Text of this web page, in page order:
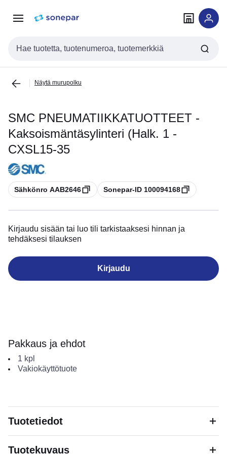
navigointiinsisältöön
Haku
Näytä murupolku
SMC PNEUMATIIKKATUOTTEET -
Kaksoismäntäsylinteri (Halk. 1 -
CXSL15-35
Kopioi
Sähkönro AAB2646 Kopioi
Sonepar-ID 100094168
Kirjaudu sisään tai luo tili tarkistaaksesi hinnan ja
tehdäksesi tilauksen
Kirjaudu
Pakkaus ja ehdot
1 kpl
Vakiokäyttötuote
Tuotetiedot
Tuotekuvaus